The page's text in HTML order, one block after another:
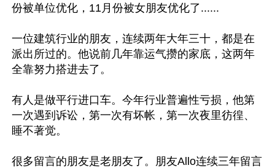
份被单位优化，11月份被女朋友优化了......
一位建筑行业的朋友，连续两年大年三十，都是在
派出所过的。他说前几年靠运气攒的家底，这两年
全靠努力搭进去了。
有人是做平行进口车。今年行业普遍性亏损，他第
一次遇到诉讼，第一次有坏帐，第一次夜里彷徨、
睡不著觉。
很多留言的朋友是老朋友了。朋友Allo连续三年留言